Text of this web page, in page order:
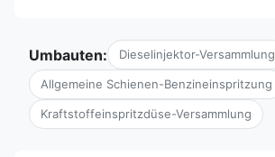
Umbauten: Dieselinjektor-Versammlung
Allgemeine Schienen-Benzineinspritzung
Kraftstoffeinspritzdüse-Versammlung